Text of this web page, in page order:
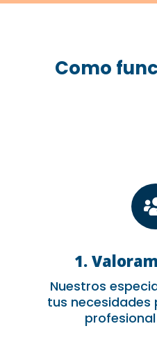
Como
1.
Nuestros
tus necesidades